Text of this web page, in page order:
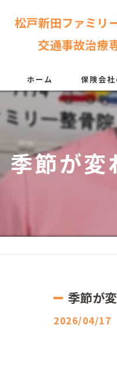
松戸新田ファミリ
交通事故治療
ホーム 保険会
季節が変
季節が
2026/04/17